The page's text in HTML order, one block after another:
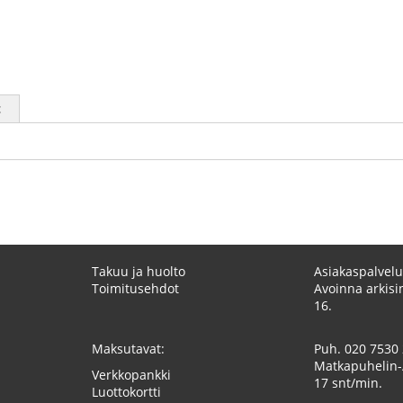
Takuu ja huolto
Toimitusehdot
Maksutavat:
Verkkopankki
Luottokortti
Asiakaspalvelu
Avoinna
16.
Puh. 020 7530
17 snt/min.